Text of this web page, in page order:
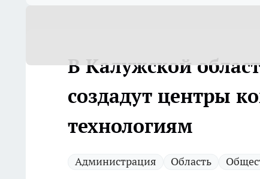
В Калужской
создадут центры
технологиям
Администрация Область